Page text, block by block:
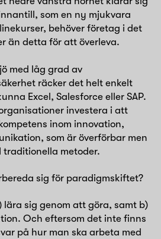
som en ny mjukvara
behöver företag i det
än detta för att överleva.
med låg grad av
räcker det helt enkelt
Excel, Salesforce eller SAP.
investera i att
inom innovation,
som är överförbar men
traditionella metoder.
sig för paradigmskiftet?
lära sig genom att göra, samt b)
Och eftersom det inte finns
på hur man ska arbeta med